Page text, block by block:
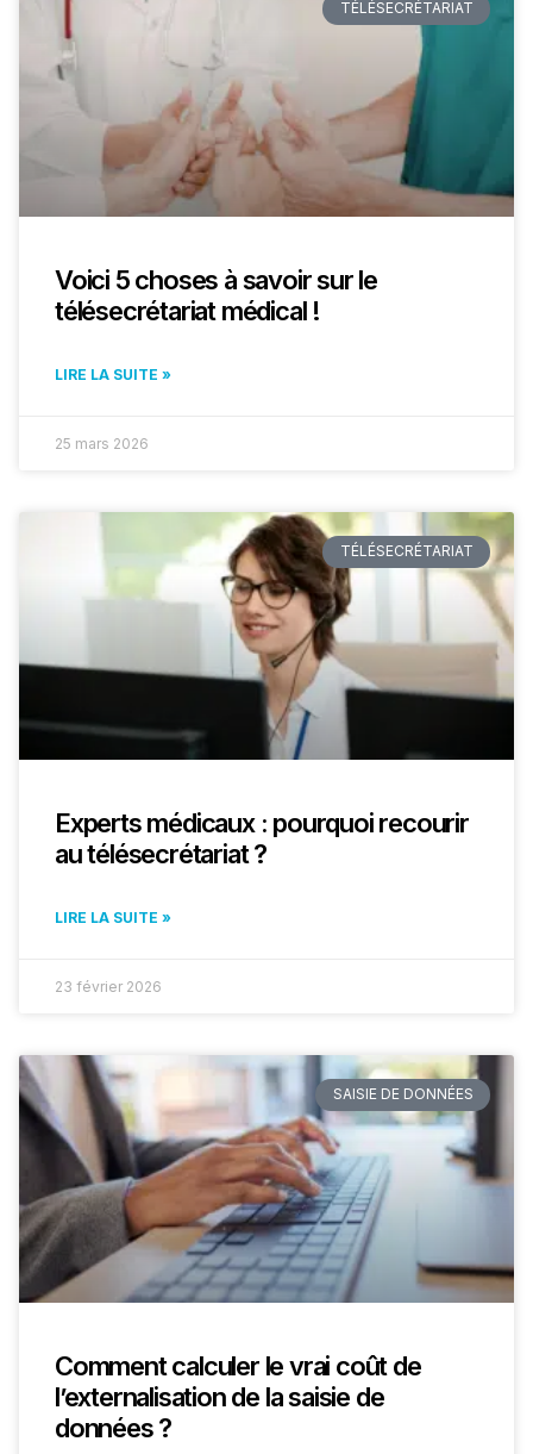
TÉLÉSECRÉTARIAT
Voici 5 choses à savoir sur le
télésecrétariat médical !
LIRE LA SUITE »
25 mars 2026
TÉLÉSECRÉTARIAT
Experts médicaux : pourquoi recourir
au télésecrétariat ?
LIRE LA SUITE »
23 février 2026
SAISIE DE DONNÉES
Comment calculer le vrai coût de
l’externalisation de la saisie de
données ?